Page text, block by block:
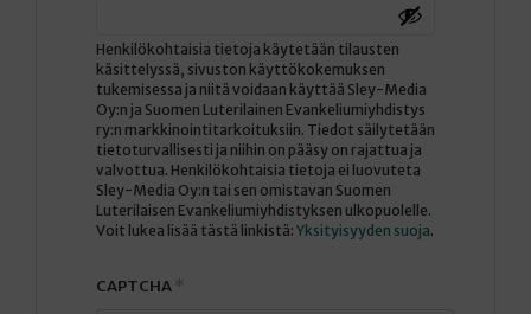
Henkilökohtaisia tietoja käytetään tilausten
käsittelyssä, sivuston käyttökokemuksen
tukemisessa ja niitä voidaan käyttää Sley-Media
Oy:n ja Suomen Luterilainen Evankeliumiyhdistys
ry:n markkinointitarkoituksiin. Tiedot säilytetään
tietoturvallisesti ja niihin on pääsy on rajattua ja
valvottua. Henkilökohtaisia tietoja ei luovuteta
Sley-Media Oy:n tai sen omistavan Suomen
Luterilaisen Evankeliumiyhdistyksen ulkopuolelle.
Voit lukea lisää tästä linkistä: Yksityisyyden suoja.
CAPTCHA *